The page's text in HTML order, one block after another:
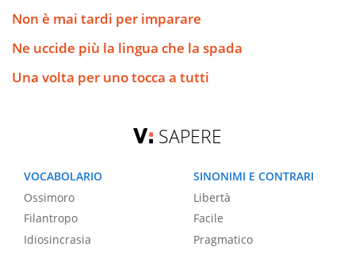
Non è mai tardi per imparare
Ne uccide più la lingua che la spada
Una volta per uno tocca a tutti
SAPERE
VOCABOLARIO
Ossimoro
Filantropo
Idiosincrasia
SINONIMI E CONTRARI
Libertà
Facile
Pragmatico